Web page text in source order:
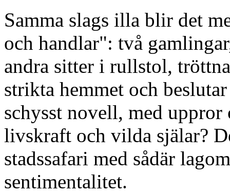
Samma slags illa blir det
och handlar": två
andra sitter i rullstol,
strikta hemmet och
schysst novell, med
livskraft och vilda själar?
stadssafari med sådär
sentimentalitet.